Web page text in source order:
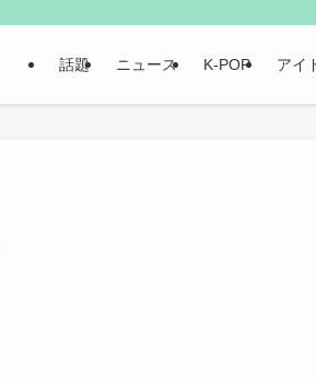
話題 ニュース K-POP アイ